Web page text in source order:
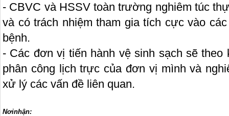
- CBVC và HSSV toàn trường nghiêm túc
và có trách nhiệm tham gia tích cực vào
bệnh.
- Các đơn vị tiến hành vệ sinh sạch sẽ
phân công lịch trực của đơn vị mình và
xử lý các vấn đề liên quan.
Nơinhận: